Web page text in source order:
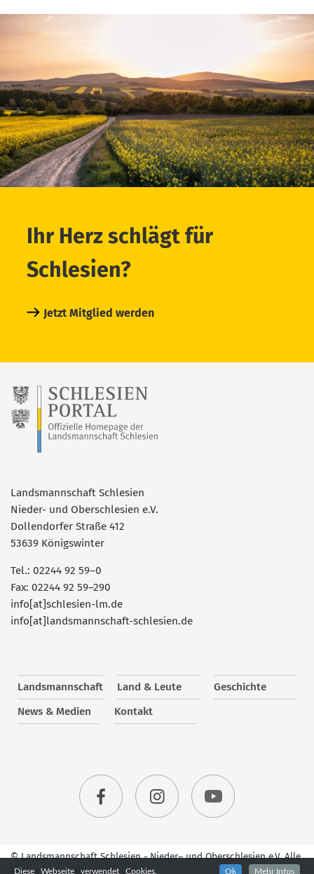
Ihr Herz schlägt für
Schlesien?
Jetzt Mitglied werden
Landsmannschaft Schlesien
Nieder- und Oberschlesien e.V.
Dollendorfer Straße 412
53639 Königswinter
Tel.: 02244 92 59–0
Fax: 02244 92 59–290
info[at]schlesien-lm.de
info[at]landsmannschaft-schlesien.de
Landsmannschaft Land & Leute
Geschichte
News & Medien
Kontakt
© Landsmannschaft Schlesien - Nieder– und Oberschlesien e.V. Alle
Rechte vorbehalten.
Diese Webseite verwendet Cookies. Ok Mehr Infos